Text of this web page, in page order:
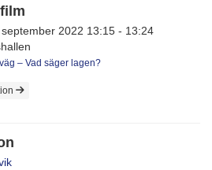
2022 13:15 - 13:24
– Vad säger lagen?